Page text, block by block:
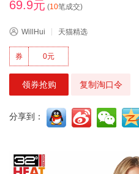
69.9元 (10笔成交)
WillHui 天猫精选
0元
券
领券抢购 复制淘口令
分享到：